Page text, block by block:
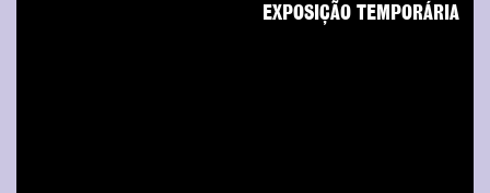
EXPOSIÇÃO TEMPORÁRIA